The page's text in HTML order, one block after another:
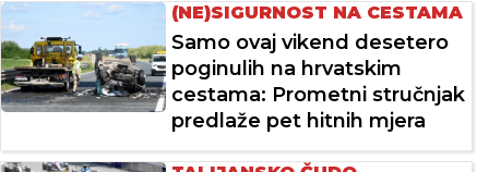
(NE)SIGURNOST NA CESTAMA
Samo ovaj vikend desetero
poginulih na hrvatskim
cestama: Prometni stručnjak
predlaže pet hitnih mjera